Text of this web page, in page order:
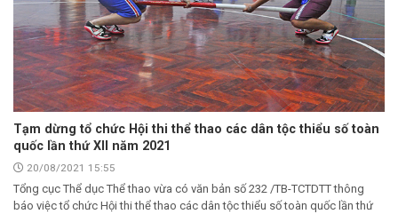
Tạm dừng tổ chức Hội thi thể thao các dân tộc thiểu số toàn
quốc lần thứ XII năm 2021
20/08/2021 15:55
Tổng cục Thể dục Thể thao vừa có văn bản số 232 /TB-TCTDTT thông
báo việc tổ chức Hội thi thể thao các dân tộc thiểu số toàn quốc lần thứ